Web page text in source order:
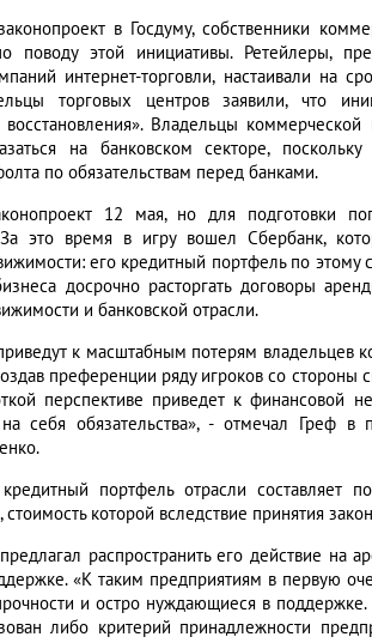
в Госдуму, собственники
этой инициативы. Ретейлеры,
интернет-торговли, настаивали на
торговых центров заявили, что
Владельцы
на банковском секторе,
по обязательствам перед банками.
12 мая, но для подготовки
это время в игру вошел Сбербанк,
его кредитный портфель по этому
досрочно расторгать договоры
и банковской отрасли.
к масштабным потерям владельцев
преференции ряду игроков со стороны
перспективе приведет к финансовой
себя обязательства», - отмечал Греф в
портфель отрасли составляет
которой вследствие принятия
распространить его действие на
«К таким предприятиям в первую
и остро нуждающиеся в поддержке.
либо критерий принадлежности